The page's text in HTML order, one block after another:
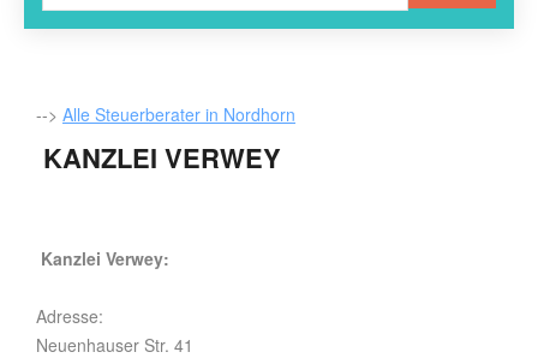
--> Alle Steuerberater in Nordhorn
KANZLEI VERWEY
Kanzlei Verwey:
Adresse:
Neuenhauser Str. 41